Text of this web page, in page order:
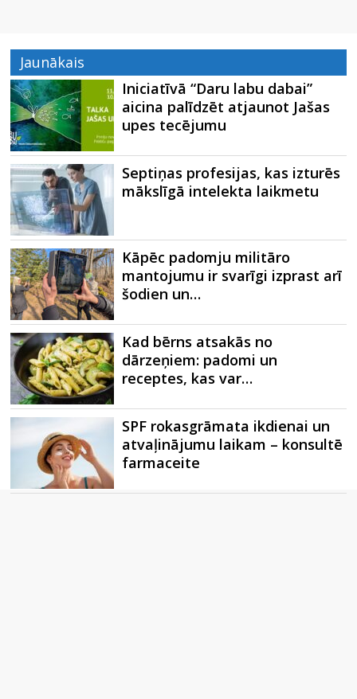
Jaunākais
Iniciatīvā “Daru labu dabai”
aicina palīdzēt atjaunot Jašas
upes tecējumu
Septiņas profesijas, kas izturēs
mākslīgā intelekta laikmetu
Kāpēc padomju militāro
mantojumu ir svarīgi izprast arī
šodien un…
Kad bērns atsakās no
dārzeņiem: padomi un
receptes, kas var…
SPF rokasgrāmata ikdienai un
atvaļinājumu laikam – konsultē
farmaceite